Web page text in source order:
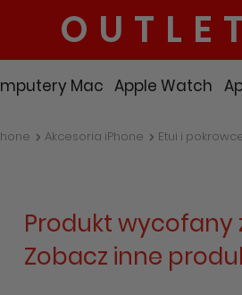
OUTLET
Mac Apple Watch
Akcesoria iPhone Etui i
Produkt wycofany
Zobacz inne